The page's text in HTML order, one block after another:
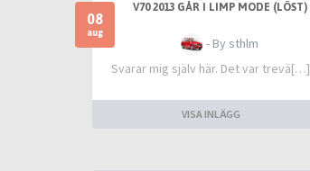
08
aug
V70 2013 GÅR I LIMP MODE (LÖST)
- By sthlm
Svarar mig själv här. Det var trevä[…]
VISA INLÄGG